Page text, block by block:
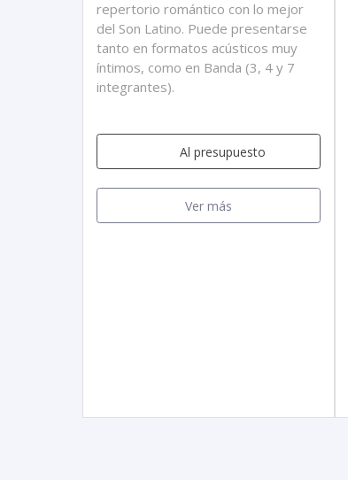
repertorio romántico con lo mejor
del Son Latino. Puede presentarse
tanto en formatos acústicos muy
íntimos, como en Banda (3, 4 y 7
integrantes).
Al presupuesto
Ver más